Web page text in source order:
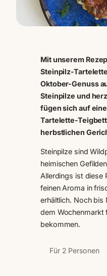
Mit unserem
Steinpilz-
Oktober-Genuss
Steinpilze und
fügen sich auf
Tartelette-
herbstlichen
Steinpilze sind
heimischen
Allerdings ist diese
feinen Aroma in
erhältlich. Noch bis
dem Wochenmarkt
bekommen.
Für 2 Personen